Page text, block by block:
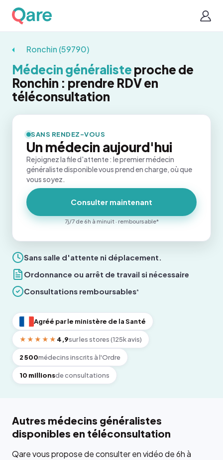
Ronchin (59790)
Médecin généraliste proche de
Ronchin : prendre RDV en
téléconsultation
Sans salle d'attente ni déplacement.
Ordonnance ou arrêt de travail si nécessaire
Consultations remboursables*
Agréé par le ministère de la Santé
★★★★★ 4,9sur les stores (125k avis)
2 500médecins inscrits à l'Ordre
10 millionsde consultations
SANS RENDEZ-VOUS
Un médecin aujourd'hui
Rejoignez la file d'attente : le premier médecin
généraliste disponible vous prend en charge, où que
vous soyez.
Consulter maintenant
7j/7 de 6h à minuit · remboursable*
Autres médecins généralistes
disponibles en téléconsultation
Qare vous propose de consulter en vidéo de 6h à